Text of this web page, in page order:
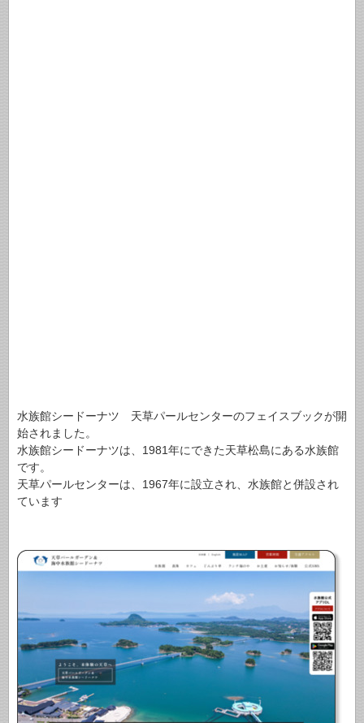
水族館シードーナツ 天草パールセンターのフェイスブックが開
始されました。
水族館シードーナツは、1981年にできた天草松島にある水族館
です。
天草パールセンターは、1967年に設立され、水族館と併設され
ています